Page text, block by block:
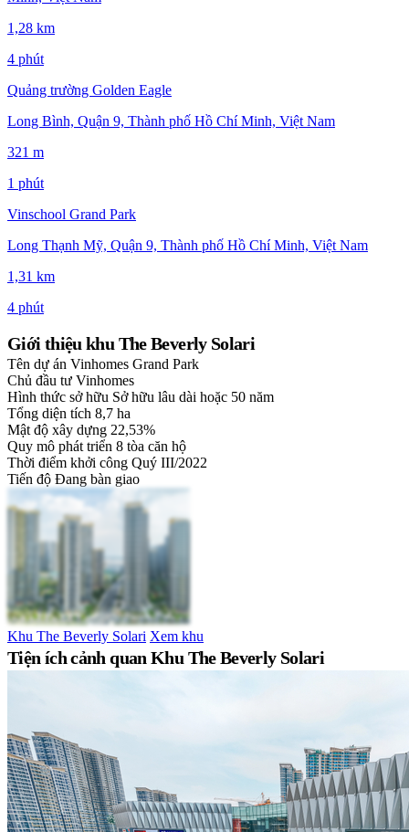
1,28 km
4 phút
Quảng trường Golden Eagle
Long Bình, Quận 9, Thành phố Hồ Chí Minh, Việt Nam
321 m
1 phút
Vinschool Grand Park
Long Thạnh Mỹ, Quận 9, Thành phố Hồ Chí Minh, Việt Nam
1,31 km
4 phút
Giới thiệu khu The Beverly Solari
Tên dự án Vinhomes Grand Park
Chủ đầu tư Vinhomes
Hình thức sở hữu Sở hữu lâu dài hoặc 50 năm
Tổng diện tích 8,7 ha
Mật độ xây dựng 22,53%
Quy mô phát triển 8 tòa căn hộ
Thời điểm khởi công Quý III/2022
Tiến độ Đang bàn giao
Khu The Beverly Solari Xem khu
Tiện ích cảnh quan Khu The Beverly Solari